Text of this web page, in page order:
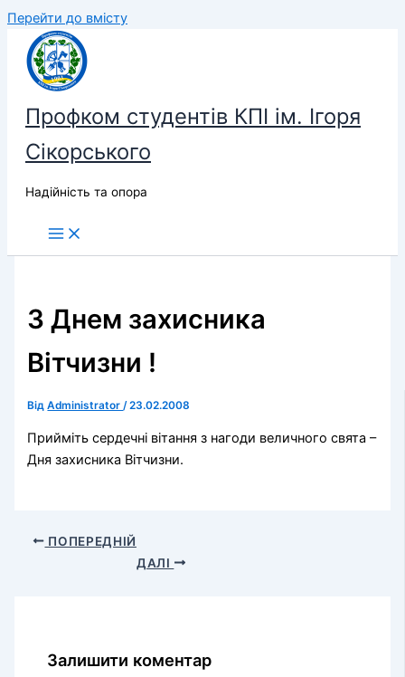
Перейти до вмісту
Профком студентів КПІ ім. Ігоря
Сікорського
Надійність та опора
З Днем захисника
Вітчизни !
ВідAdministrator/23.02.2008
Прийміть сердечні вітання з нагоди величного свята –
Дня захисника Вітчизни.
ПОПЕРЕДНІЙ
ДАЛІ
Залишити коментар